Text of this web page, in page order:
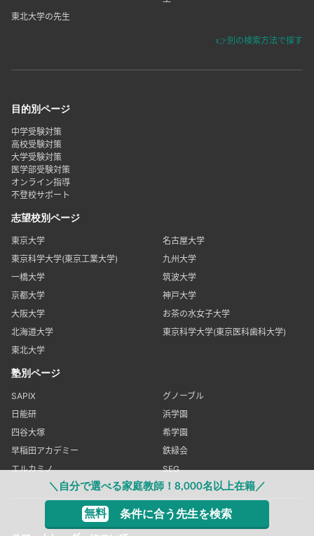
＼自分で選べる家庭教師！8,000名以上在籍／
無料 条件に合う先生を検索
東北大学の先生
👉別の検索方法で探す
目的別ページ
中学受験対策
高校受験対策
大学受験対策
医学部受験対策
オンライン指導
不登校サポート
志望校別ページ
東京大学
名古屋大学
東京科学大学(東京工業大学)
九州大学
一橋大学
筑波大学
京都大学
神戸大学
大阪大学
お茶の水女子大学
北海道大学
東京科学大学(東京医科歯科大学)
東北大学
塾別ページ
SAPIX
グノーブル
日能研
浜学園
四谷大塚
希学園
早稲田アカデミー
鉄緑会
エルカミノ
SEG